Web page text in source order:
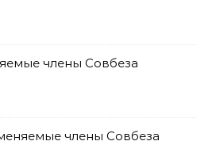
члены Совбеза
члены Совбеза